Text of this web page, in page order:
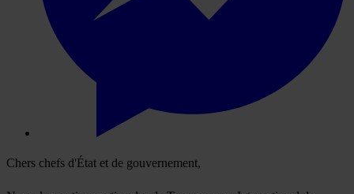
Chers chefs d'État et de gouvernement,